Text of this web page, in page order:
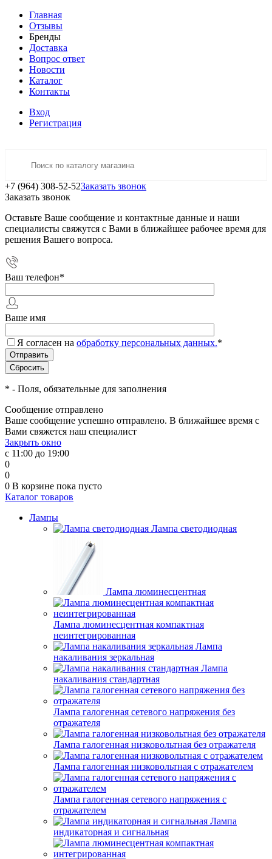
Главная
Отзывы
Бренды
Доставка
Вопрос ответ
Новости
Каталог
Контакты
Вход
Регистрация
+7 (964) 308-52-52Заказать звонок
Заказать звонок
Оставьте Ваше сообщение и контактные данные и наши
специалисты свяжутся с Вами в ближайшее рабочее время для
решения Вашего вопроса.
Ваш телефон*
Ваше имя
Я согласен на обработку персональных данных.*
* - Поля, обязательные для заполнения
Сообщение отправлено
Ваше сообщение успешно отправлено. В ближайшее время с
Вами свяжется наш специалист
Закрыть окно
с 11:00 до 19:00
0
0
0 В корзине пока пусто
Каталог товаров
Лампы
Лампа светодиодная
Лампа люминесцентная
Лампа люминесцентная компактная
неинтегрированная
Лампа
накаливания зеркальная
Лампа
накаливания стандартная
Лампа галогенная сетевого напряжения без
отражателя
Лампа галогенная низковольтная без отражателя
Лампа галогенная низковольтная с отражателем
Лампа галогенная сетевого напряжения с
отражателем
Лампа
индикаторная и сигнальная